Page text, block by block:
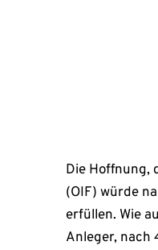
Die Hoffnung,
(OIF) würde
erfüllen. Wie
Anleger, nach